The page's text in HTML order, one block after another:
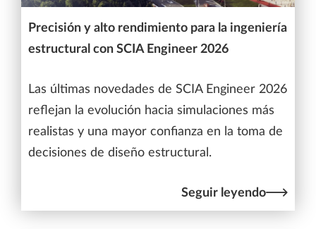
Precisión y alto rendimiento para la ingeniería
estructural con SCIA Engineer 2026
Las últimas novedades de SCIA Engineer 2026
reflejan la evolución hacia simulaciones más
realistas y una mayor confianza en la toma de
decisiones de diseño estructural.
Seguir leyendo